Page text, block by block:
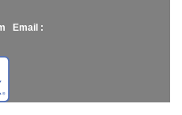
Email :